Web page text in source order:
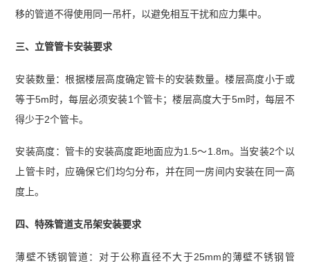
移的管道不得使用同一吊杆，以避免相互干扰和应力集中。
三、立管管卡安装要求
安装数量：根据楼层高度确定管卡的安装数量。楼层高度小于或
等于5m时，每层必须安装1个管卡；楼层高度大于5m时，每层不
得少于2个管卡。
安装高度：管卡的安装高度距地面应为1.5～1.8m。当安装2个以
上管卡时，应确保它们均匀分布，并在同一房间内安装在同一高
度上。
四、特殊管道支吊架安装要求
薄壁不锈钢管道：对于公称直径不大于25mm的薄壁不锈钢管